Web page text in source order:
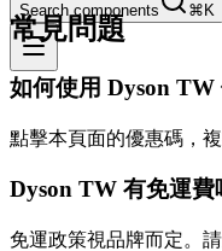
Search components ⌘K
常見問題
如何使用 Dyson TW
點擊本頁面的優惠碼，
Dyson TW 有免運費
免運政策視品牌而定。